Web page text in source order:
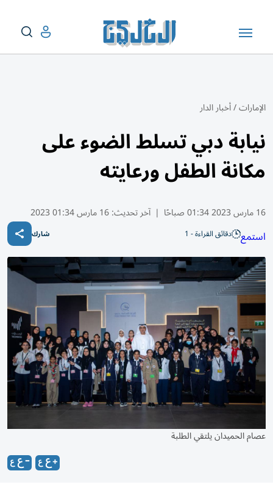
الإمارات/أخبار الدار
نيابة دبي تسلط الضوء على
مكانة الطفل ورعايته
16 مارس 2023 01:34 صباحًا | آخر تحديث:16 مارس 01:34 2023
استمع دقائق القراءة - 1 شارك
عصام الحميدان يلتقي الطلبة